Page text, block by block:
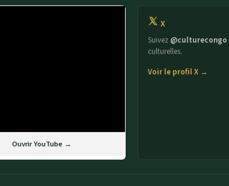
Ouvrir YouTube →
X
Suivez @culturecongo
culturelles.
Voir le profil X →